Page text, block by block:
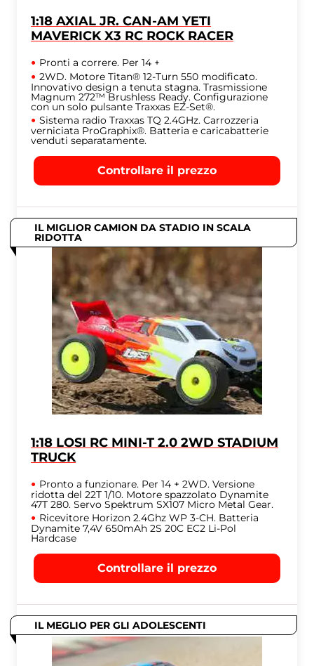
1:18 AXIAL JR. CAN-AM YETI
MAVERICK X3 RC ROCK RACER
Pronti a correre. Per 14 +
2WD. Motore Titan® 12-Turn 550 modificato.
Innovativo design a tenuta stagna. Trasmissione
Magnum 272™ Brushless Ready. Configurazione
con un solo pulsante Traxxas EZ-Set®.
Sistema radio Traxxas TQ 2.4GHz. Carrozzeria
verniciata ProGraphix®. Batteria e caricabatterie
venduti separatamente.
Controllare il prezzo
IL MIGLIOR CAMION DA STADIO IN SCALA
RIDOTTA
1:18 LOSI RC MINI-T 2.0 2WD STADIUM
TRUCK
Pronto a funzionare. Per 14 + 2WD. Versione
ridotta del 22T 1/10. Motore spazzolato Dynamite
47T 280. Servo Spektrum SX107 Micro Metal Gear.
Ricevitore Horizon 2.4Ghz WP 3-CH. Batteria
Dynamite 7,4V 650mAh 2S 20C EC2 Li-Pol
Hardcase
Controllare il prezzo
IL MEGLIO PER GLI ADOLESCENTI